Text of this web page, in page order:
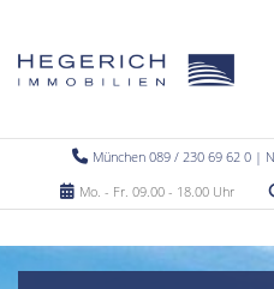
München 089 / 230 69 62 0 |
Mo. - Fr. 09.00 - 18.00 Uhr